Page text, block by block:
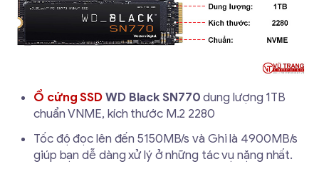
Ổ cứng SSDWD Black SN770dung lượng 1TB
chuẩn VNME, kích thước M.2 2280
Tốc độ đọc lên đến 5150MB/s và Ghi là 4900MB/s
giúp bạn dễ dàng xử lý ở những tác vụ nặng nhất.